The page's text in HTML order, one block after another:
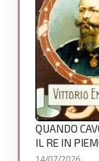
QUANDO
IL RE IN